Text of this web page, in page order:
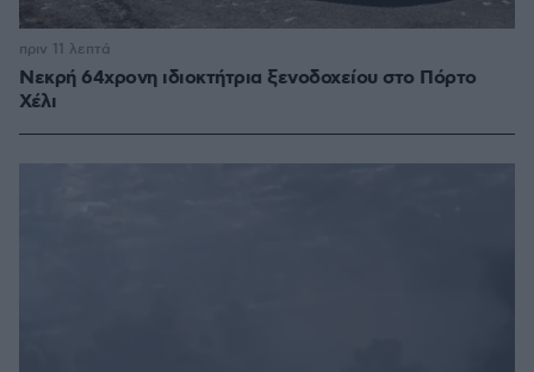
Νεκρή 64χρονη ιδιοκτήτρια ξενοδοχείου στο Πόρτο
Χέλι
πριν 11 λεπτά